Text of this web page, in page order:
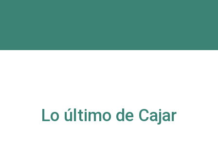
Lo último de Cajar